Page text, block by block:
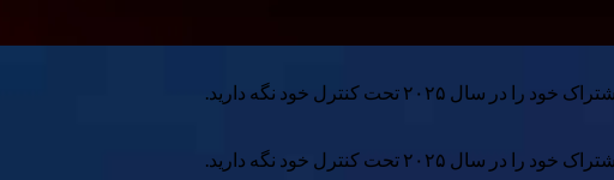
تحت کنترل خود نگه دارید.
تحت کنترل خود نگه دارید.